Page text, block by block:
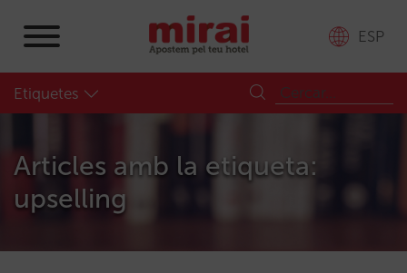
ESP
Etiquetes
Articles amb la etiqueta:
upselling